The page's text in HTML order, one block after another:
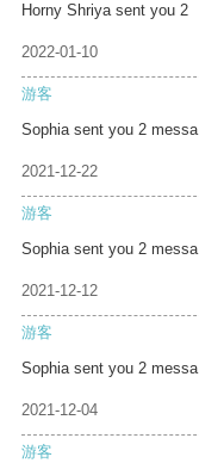
Horny Shriya sent you 2
2022-01-10
游客
Sophia sent you 2 messa
2021-12-22
游客
Sophia sent you 2 messa
2021-12-12
游客
Sophia sent you 2 messa
2021-12-04
游客